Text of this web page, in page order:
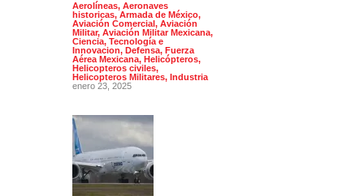
Aerolíneas, Aeronaves
historicas, Armada de México,
Aviación Comercial, Aviación
Militar, Aviación Militar Mexicana,
Ciencia, Tecnología e
Innovacion, Defensa, Fuerza
Aérea Mexicana, Helicópteros,
Helicopteros civiles,
Helicopteros Militares, Industria
enero 23, 2025